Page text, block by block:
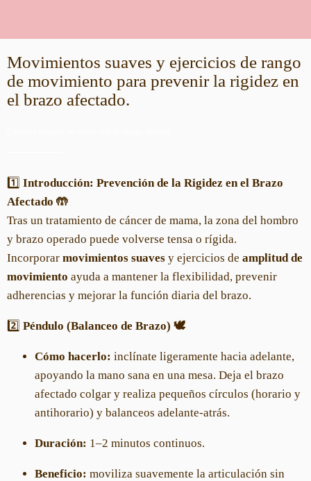
Movimientos suaves y ejercicios de rango
de movimiento para prevenir la rigidez en
el brazo afectado.
1️⃣ Introducción: Prevención de la Rigidez en el Brazo
Afectado 🤲
Tras un tratamiento de cáncer de mama, la zona del hombro
y brazo operado puede volverse tensa o rígida.
Incorporar movimientos suaves y ejercicios de amplitud de
movimiento ayuda a mantener la flexibilidad, prevenir
adherencias y mejorar la función diaria del brazo.
2️⃣ Péndulo (Balanceo de Brazo) 🕊️
Cómo hacerlo: inclínate ligeramente hacia adelante,
apoyando la mano sana en una mesa. Deja el brazo
afectado colgar y realiza pequeños círculos (horario y
antihorario) y balanceos adelante-atrás.
Duración: 1–2 minutos continuos.
Beneficio: moviliza suavemente la articulación sin